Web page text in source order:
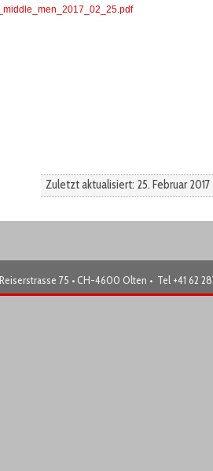
Zuletzt aktualisiert: 25. Februar 2017
75 • CH-4600 Olten • Tel +41 62